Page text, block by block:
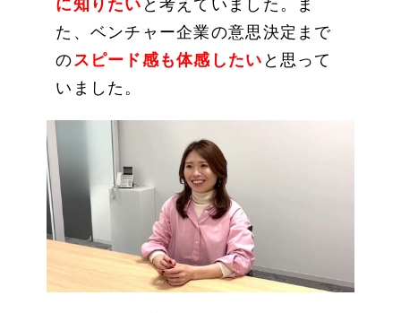
に知りたい と考えていました。ま
た、ベンチャー企業の意思決定まで
の スピード感も体感したい と思って
いました。